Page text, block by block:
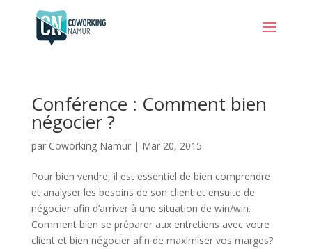
Conférence : Comment bien
négocier ?
par Coworking Namur| Mar 20, 2015
Pour bien vendre, il est essentiel de bien comprendre
et analyser les besoins de son client et ensuite de
négocier afin d’arriver à une situation de win/win.
Comment bien se préparer aux entretiens avec votre
client et bien négocier afin de maximiser vos marges?